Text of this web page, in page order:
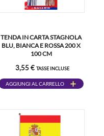
TENDA IN CARTA STAGNOLA
BLU, BIANCA E ROSSA 200 X
100 CM
3,55 € TASSE INCLUSE
AGGIUNGI AL CARRELLO